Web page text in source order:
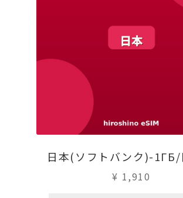
日本(ソフトバンク)-1ГБ/
¥ 1,910